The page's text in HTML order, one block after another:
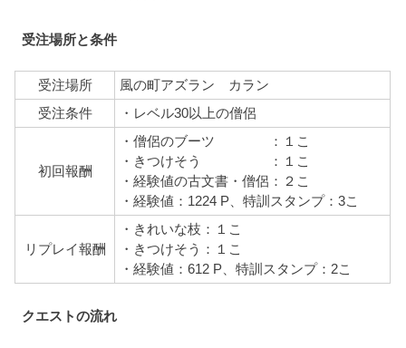
受注場所と条件
受注場所
風の町アズラン カラン
受注条件
・レベル30以上の僧侶
初回報酬
・僧侶のブーツ ：１こ
・きつけそう ：１こ
・経験値の古文書・僧侶：２こ
・経験値：1224 P、 特訓スタンプ：3こ
リプレイ報酬
・きれいな枝：１こ
・きつけそう：１こ
・経験値：612 P、特訓スタンプ：2こ
クエストの流れ